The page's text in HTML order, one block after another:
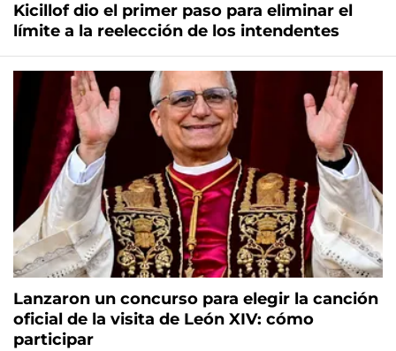
Kicillof dio el primer paso para eliminar el
límite a la reelección de los intendentes
Lanzaron un concurso para elegir la canción
oficial de la visita de León XIV: cómo
participar